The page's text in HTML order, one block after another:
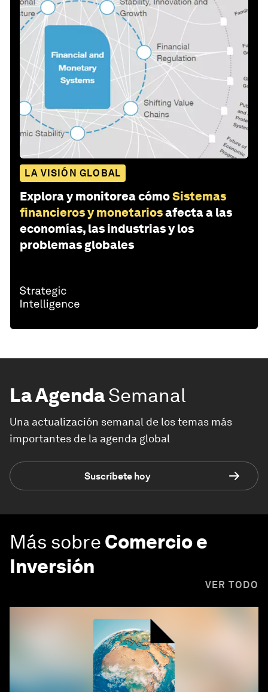
LA VISIÓN GLOBAL
Explora y monitorea cómoSistemas
financieros y monetariosafecta a las
economías, las industrias y los
problemas globales
La AgendaSemanal
Una actualización semanal de los temas más
importantes de la agenda global
Suscríbete hoy
Más sobre Comercio e
Inversión
VER TODO